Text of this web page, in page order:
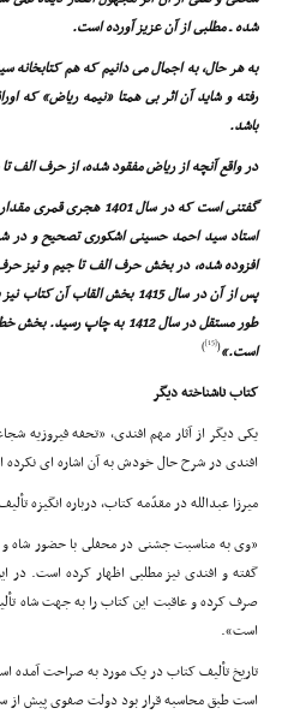
شده ـ مطلبى از آن عزیز آورده است.
به هر حال، به اجمال مى دانیم که هم کتابخانه
رفته و شاید آن اثر بى همتا «نیمه ریاض» که
باشد.
در واقع آنچه از ریاض مفقود شده، از حرف الف
گفتنى است که در سال
استاد سید احمد حسینى اشکورى تصحیح و در
افزوده شده، در بخش حرف الف تا جیم و نیز
پس از آن در سال 1415 بخش
طور مستقل در سال 1412 به
است.»(
[15]
)
کتاب ناشناخته دیگر
یکى دیگر از آثار مهم افندى، «تحفه
افندى در شرح حال خودش به آن اشاره اى
میرزا عبدالله در مقدّمه کتاب، درباره انگیزه
«وى به مناسبت جشنى در محفلى با حضور شاه
گفته و افندى نیز مطلبى اظهار کرده است. در
صرف کرده و عاقبت این کتاب را به جهت شاه
است».
تاریخ تألیف کتاب در یک مورد به صراحت
است طبق محاسبه قرار بود دولت صفوى پیش از سال 1000 هجرى از بین برود. افندى مى